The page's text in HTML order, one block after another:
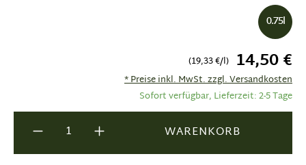
14,50 €
(19,33 €/l)
* Preise inkl. MwSt. zzgl. Versandkosten
Sofort verfügbar, Lieferzeit: 2-5 Tage
0.75l
Produkt Anzahl: Gib den gewünschten
WARENKORB